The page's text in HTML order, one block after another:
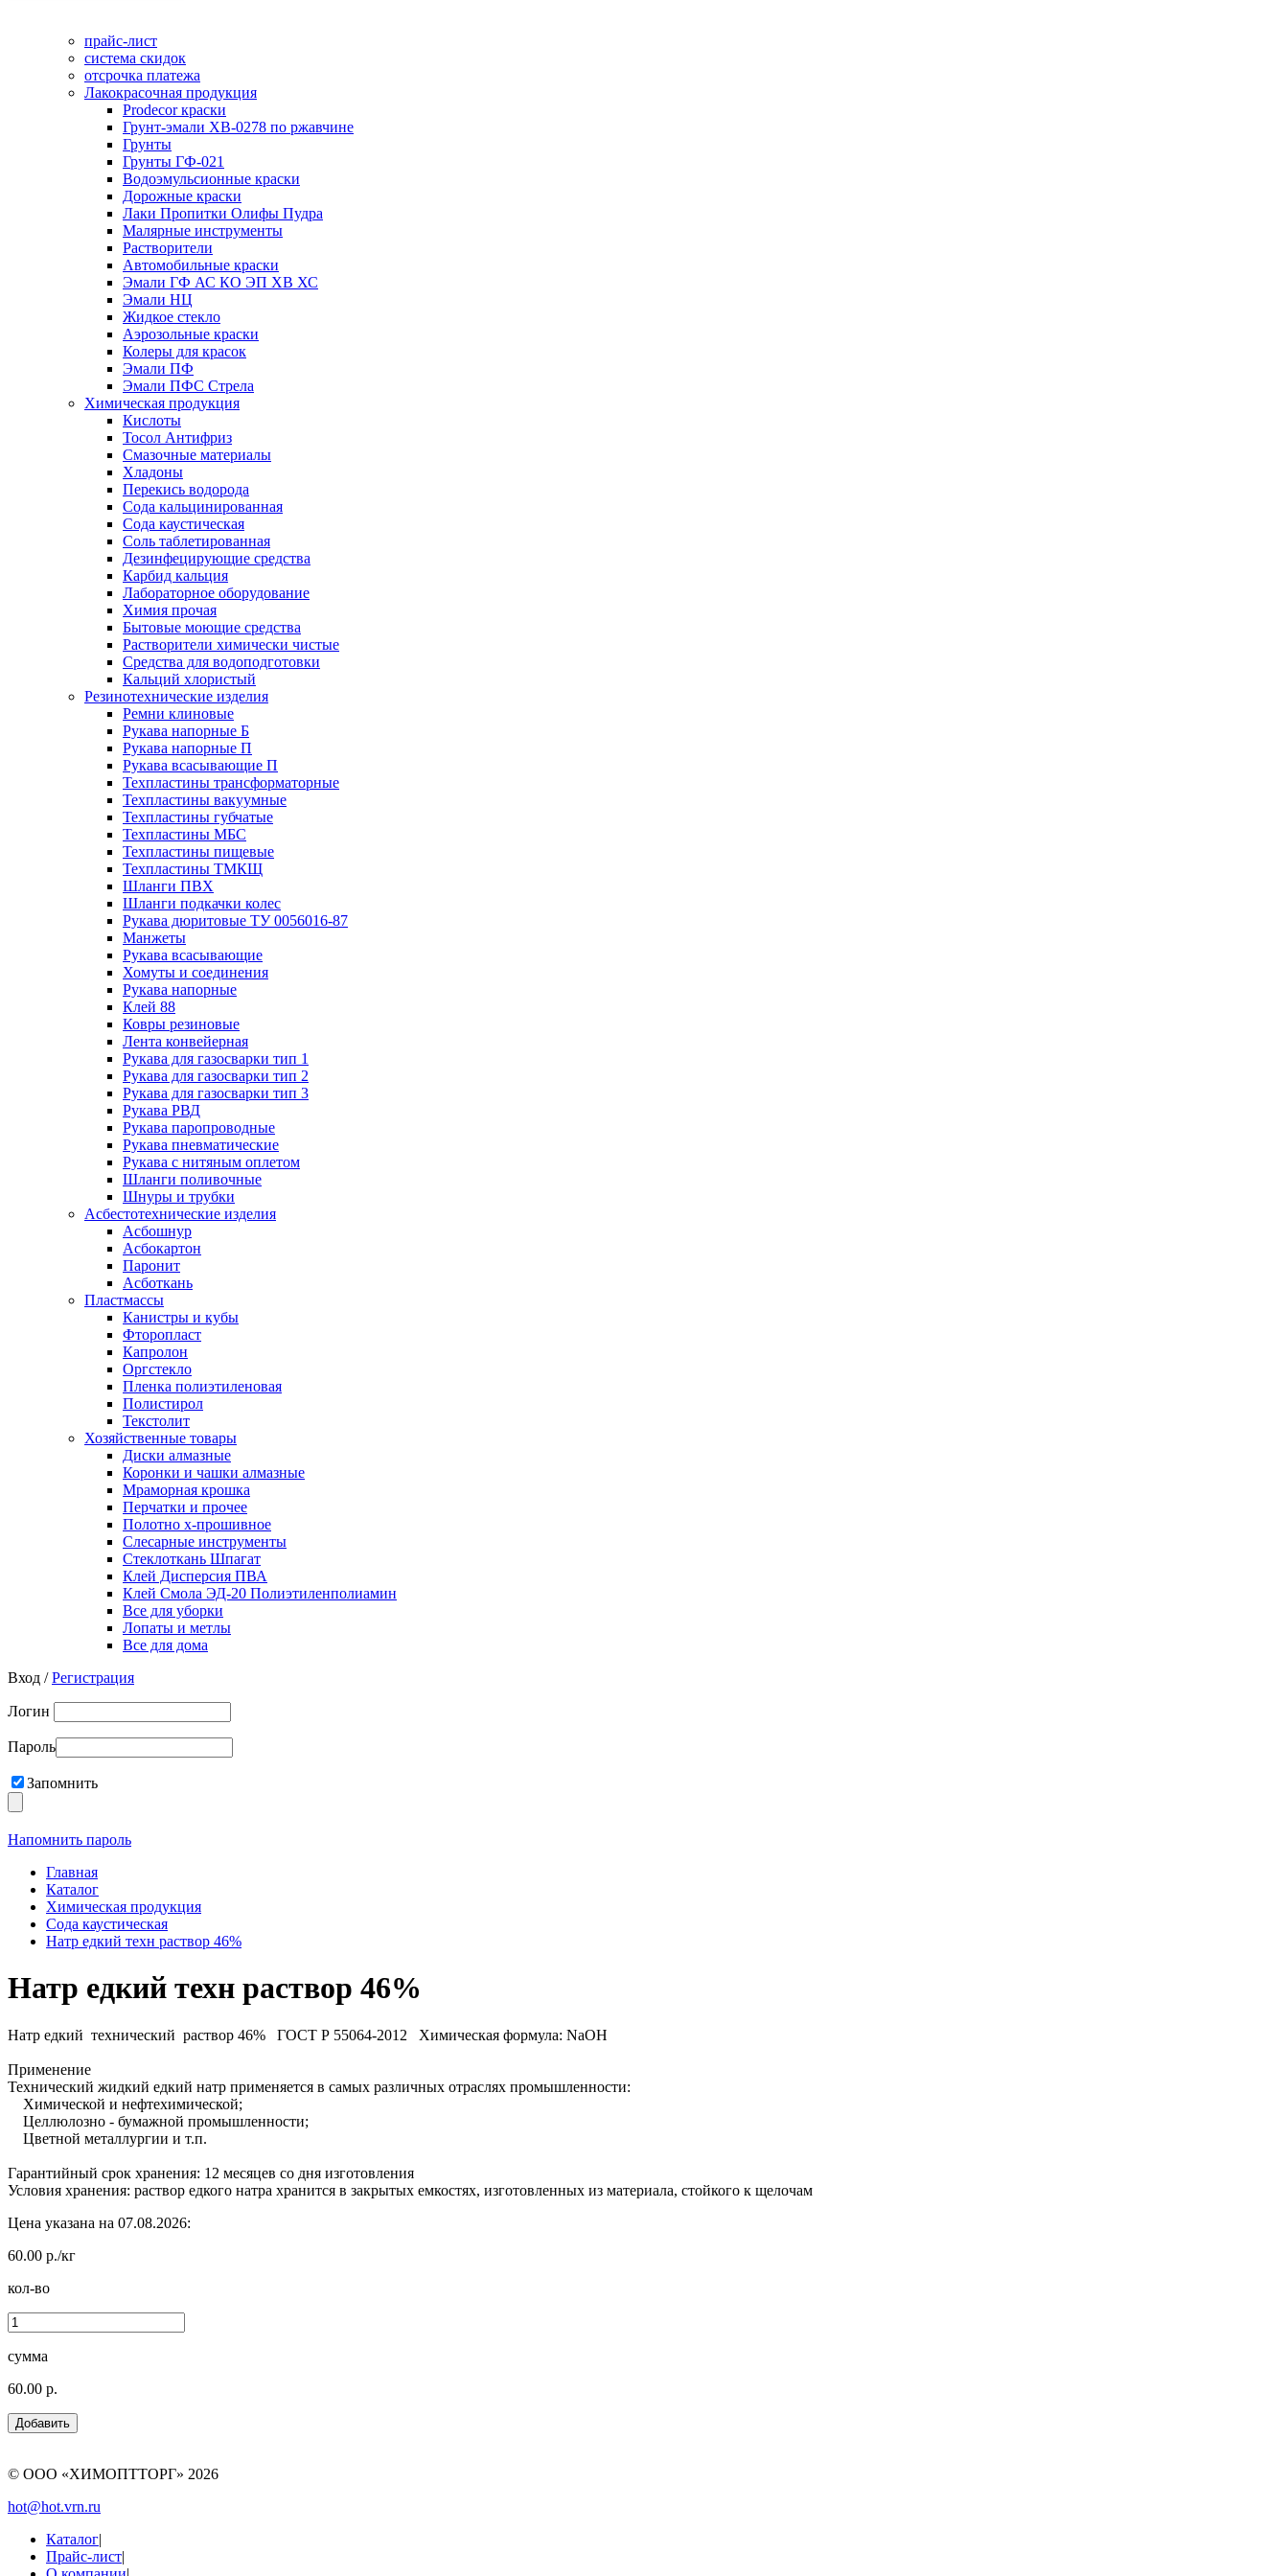
прайс-лист
система скидок
отсрочка платежа
Лакокрасочная продукция
Prodecor краски
Грунт-эмали ХВ-0278 по ржавчине
Грунты
Грунты ГФ-021
Водоэмульсионные краски
Дорожные краски
Лаки Пропитки Олифы Пудра
Малярные инструменты
Растворители
Автомобильные краски
Эмали ГФ АС КО ЭП ХВ ХС
Эмали НЦ
Жидкое стекло
Аэрозольные краски
Колеры для красок
Эмали ПФ
Эмали ПФС Стрела
Химическая продукция
Кислоты
Тосол Антифриз
Смазочные материалы
Хладоны
Перекись водорода
Сода кальцинированная
Сода каустическая
Соль таблетированная
Дезинфецирующие средства
Карбид кальция
Лабораторное оборудование
Химия прочая
Бытовые моющие средства
Растворители химически чистые
Средства для водоподготовки
Кальций хлористый
Резинотехнические изделия
Ремни клиновые
Рукава напорные Б
Рукава напорные П
Рукава всасывающие П
Техпластины трансформаторные
Техпластины вакуумные
Техпластины губчатые
Техпластины МБС
Техпластины пищевые
Техпластины ТМКЩ
Шланги ПВХ
Шланги подкачки колес
Рукава дюритовые ТУ 0056016-87
Манжеты
Рукава всасывающие
Хомуты и соединения
Рукава напорные
Клей 88
Ковры резиновые
Лента конвейерная
Рукава для газосварки тип 1
Рукава для газосварки тип 2
Рукава для газосварки тип 3
Рукава РВД
Рукава паропроводные
Рукава пневматические
Рукава с нитяным оплетом
Шланги поливочные
Шнуры и трубки
Асбестотехнические изделия
Асбошнур
Асбокартон
Паронит
Асботкань
Пластмассы
Канистры и кубы
Фторопласт
Капролон
Оргстекло
Пленка полиэтиленовая
Полистирол
Текстолит
Хозяйственные товары
Диски алмазные
Коронки и чашки алмазные
Мраморная крошка
Перчатки и прочее
Полотно х-прошивное
Слесарные инструменты
Стеклоткань Шпагат
Клей Дисперсия ПВА
Клей Смола ЭД-20 Полиэтиленполиамин
Все для уборки
Лопаты и метлы
Все для дома
Вход /Регистрация
Логин
Пароль
Запомнить
Напомнить пароль
Главная
Каталог
Химическая продукция
Сода каустическая
Натр едкий техн раствор 46%
Натр едкий техн раствор 46%
Натр едкий технический раствор 46% ГОСТ Р 55064-2012 Химическая формула: NaOH
Применение
Технический жидкий едкий натр применяется в самых различных отраслях промышленности:
Химической и нефтехимической;
Целлюлозно - бумажной промышленности;
Цветной металлургии и т.п.
Гарантийный срок хранения: 12 месяцев со дня изготовления
Условия хранения: раствор едкого натра хранится в закрытых емкостях, изготовленных из материала, стойкого к щелочам
Цена указана на 07.08.2026:
60.00 р./кг
кол-во
сумма
60.00 р.
© ООО «ХИМОПТТОРГ» 2026
hot@hot.vrn.ru
Каталог|
Прайс-лист|